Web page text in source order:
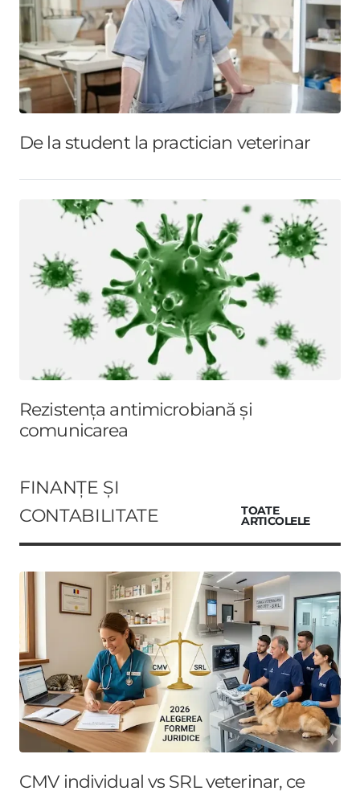
De la student la practician veterinar
Rezistența antimicrobiană și
comunicarea
FINANȚE ȘI
CONTABILITATE
TOATE
ARTICOLELE
CMV individual vs SRL veterinar, ce